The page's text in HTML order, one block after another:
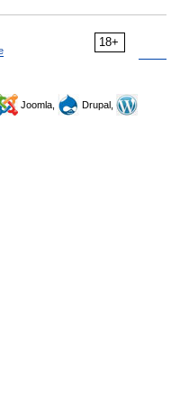
18+
Joomla,
Drupal,